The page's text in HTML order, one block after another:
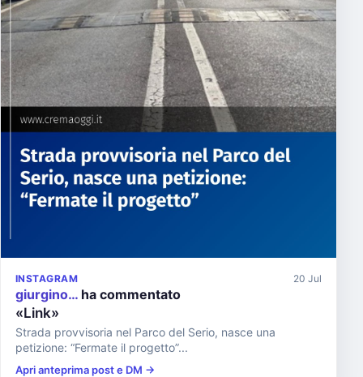
INSTAGRAM 20 Jul
giurgino… ha commentato
«Link»
Strada provvisoria nel Parco del Serio, nasce una
petizione: “Fermate il progetto”...
Apri anteprima post e DM →